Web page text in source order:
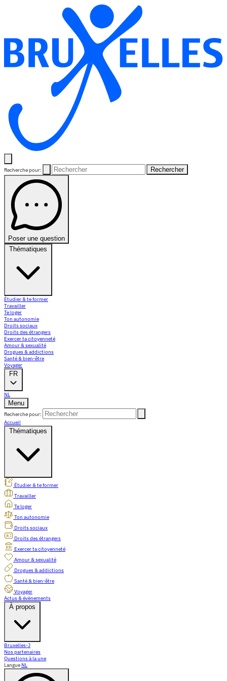
Recherche pour: Rechercher
Poser une question
Thématiques
Étudier & te former
Travailler
Te loger
Ton autonomie
Droits sociaux
Droits des étrangers
Exercer ta citoyenneté
Amour & sexualité
Drogues & addictions
Santé & bien-être
Voyager
FR
NL
Menu
Recherche pour:
Accueil
Thématiques
Étudier & te former
Travailler
Te loger
Ton autonomie
Droits sociaux
Droits des étrangers
Exercer ta citoyenneté
Amour & sexualité
Drogues & addictions
Santé & bien-être
Voyager
Actus & évènements
À propos
Bruxelles-J
Nos partenaires
Questions à la une
Langue NL